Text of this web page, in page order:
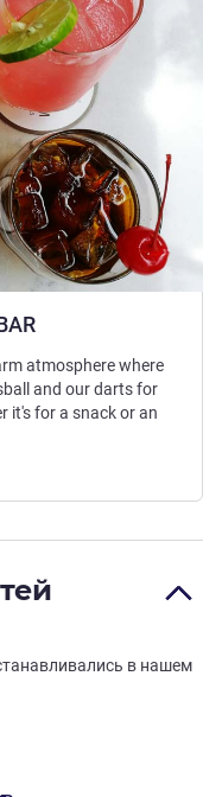
atmosphere where
and our darts for
it's for a snack or an
в нашем